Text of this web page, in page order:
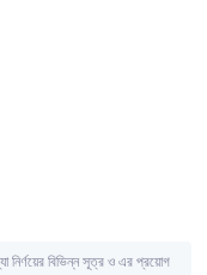
নির্ণয়ের বিভিন্ন সূত্র ও এর প্রয়োগ